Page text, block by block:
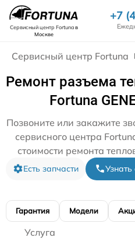
Сервисный центр Fortunaв
Москве
+7
Сервисный центр Fortuna
Ремонт разъема
Fortuna
Позвоните или закажите
сервисного центра
стоимости ремонта
Есть запчасти Узнать
Гарантия Модели
Услуга